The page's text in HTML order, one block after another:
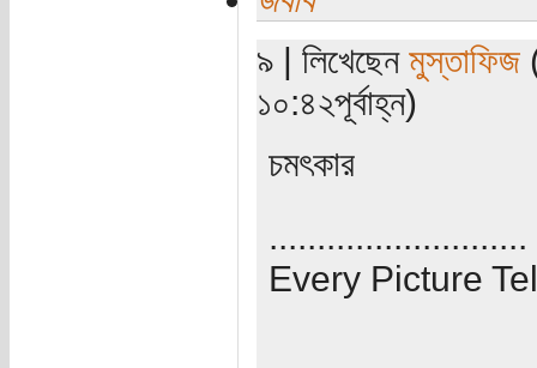
৯ | লিখেছেন মুস্তাফিজ
১০:৪২পূর্বাহ্ন)
চমৎকার
...........................
Every Picture